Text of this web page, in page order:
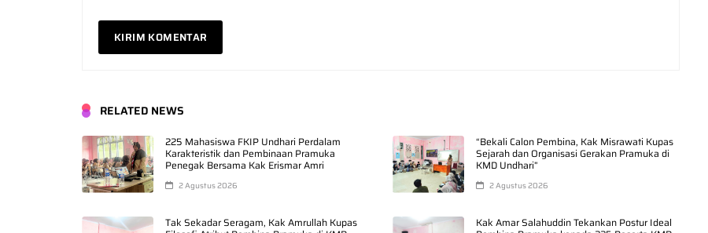
RELATED NEWS
225 Mahasiswa FKIP Undhari Perdalam
Karakteristik dan Pembinaan Pramuka
Penegak Bersama Kak Erismar Amri
2 Agustus 2026
“Bekali Calon Pembina, Kak Misrawati Kupas
Sejarah dan Organisasi Gerakan Pramuka di
KMD Undhari”
2 Agustus 2026
Tak Sekadar Seragam, Kak Amrullah Kupas Kak Amar Salahuddin Tekankan Postur Ideal